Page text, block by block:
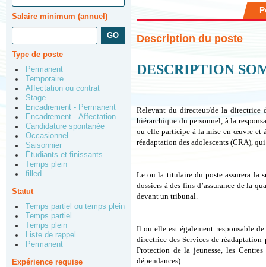
Salaire minimum (annuel)
Type de poste
Permanent
Temporaire
Affectation ou contrat
Stage
Encadrement - Permanent
Encadrement - Affectation
Candidature spontanée
Occasionnel
Saisonnier
Étudiants et finissants
Temps plein
filled
Statut
Temps partiel ou temps plein
Temps partiel
Temps plein
Liste de rappel
Permanent
Expérience requise
Description du poste
DESCRIPTION
Relevant du directeur/de la directrice
hiérarchique du personnel, à la
ou elle participe à la mise en œuvre et
réadaptation des adolescents (CRA),
Le ou la titulaire du poste assurera la
dossiers à des fins d’assurance de la
devant un tribunal.
Il ou elle est également responsable
directrice des Services de
Protection de la jeunesse, les
dépendances).